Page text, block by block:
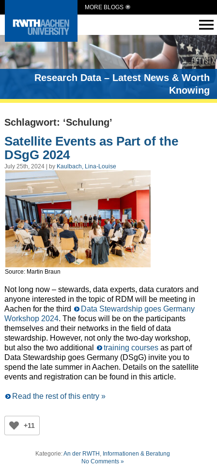
MORE BLOGS
Research Data – Latest News & Worth
Knowing
Schlagwort: ‘Schulung’
Satellite Events as Part of the
DSgG 2024
July 25th, 2024 | by Kaulbach, Lina-Louise
Source: Martin Braun
Not long now – stewards, data experts, data curators and
anyone interested in the topic of RDM will be meeting in
Aachen for the third
Data Stewardship goes Germany
Workshop 2024. The focus will be on the participants
themselves and their networks in the field of data
stewardship. However, not only the two-day workshop,
but also the two additional
training coursesas part of
Data Stewardship goes Germany (DSgG) invite you to
spend the late summer in Aachen. Details on the satellite
events and registration can be found in this article.
Read the rest of this entry »
+11
Kategorie:An der RWTH , Informationen & Beratung
No Comments »